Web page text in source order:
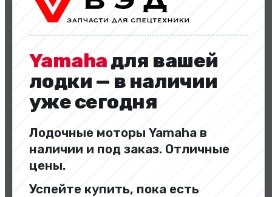
Yamahaдля вашей
лодки — в наличии
уже сегодня
Лодочные моторы Yamaha в
наличии и под заказ. Отличные
цены.
Успейте купить, пока есть
Двигатели и комплектующие
Перейти в категорию